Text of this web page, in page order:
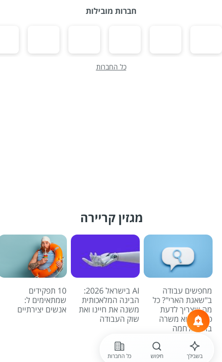
חברות מובילות
כל החברות
מגזין קריירה
מחפשים עבודה
ב"שאגת הארי"? כל
מה שצריך לדעת
כדי למצוא משרה
בזמן מלחמה
AI בישראל 2026:
הבינה המלאכותית
משנה את חיינו ואת
שוק העבודה
10 תפקידים
שמתאימים ל:
אנשים יצירתיים
לכל הכתבות
בשבילך חיפוש כל החברות